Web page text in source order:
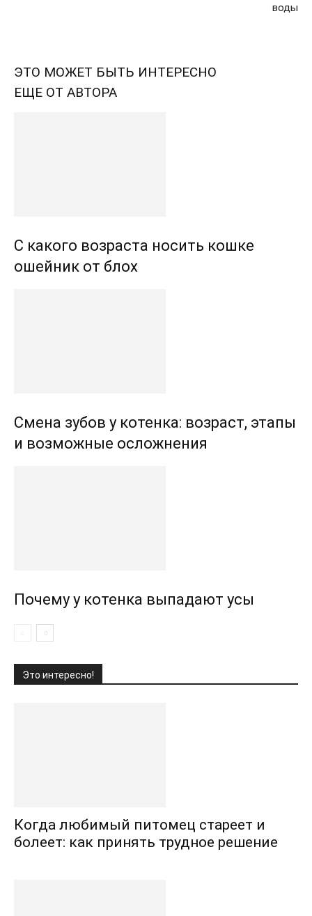
воды
ЭТО МОЖЕТ БЫТЬ ИНТЕРЕСНО
ЕЩЕ ОТ АВТОРА
С какого возраста носить кошке
ошейник от блох
Смена зубов у котенка: возраст, этапы
и возможные осложнения
Почему у котенка выпадают усы
Это интересно!
Когда любимый питомец стареет и
болеет: как принять трудное решение